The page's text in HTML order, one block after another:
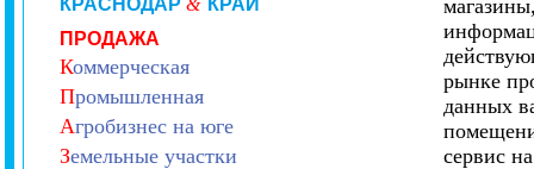
КРАСНОДАР & КРАЙ
ПРОДАЖА
Коммерческая
Промышленная
Агробизнес на юге
Земельные участки
рынке
данных
сервис